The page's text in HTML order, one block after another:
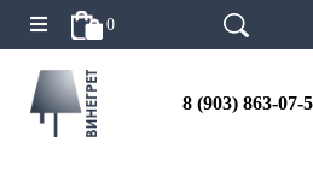
0
8 (903) 863-07-